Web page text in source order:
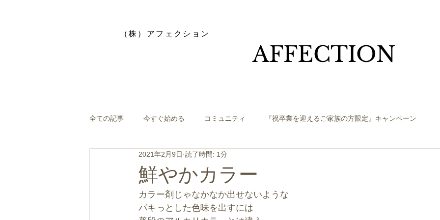
​（株）アフェクション
​AFFECTION
全ての記事 今すぐ始める コミュニティ 『祝卒業を迎えるご家族の方限定』キャンペーン
鮮やかカラー
2021年2月9日 読了時間: 1分
カラー剤じゃなかなか出せないような
パキっとした色味を出すには